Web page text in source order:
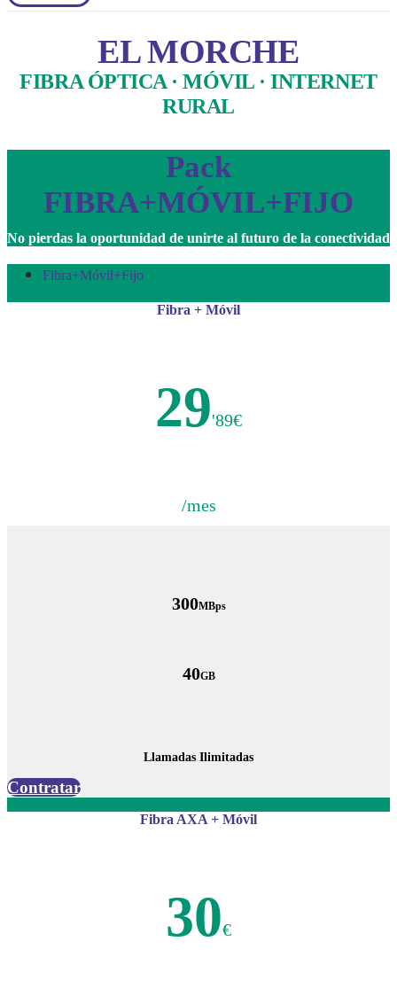
EL MORCHE
FIBRA ÓPTICA · MÓVIL · INTERNET
RURAL
Pack
FIBRA+MÓVIL+FIJO
No pierdas la oportunidad de unirte al futuro de la conectividad
Fibra+Móvil+Fijo
Fibra + Móvil
29'89€
/mes
300MBps
40GB
Llamadas Ilimitadas
Contratar
Fibra AXA + Móvil
30€